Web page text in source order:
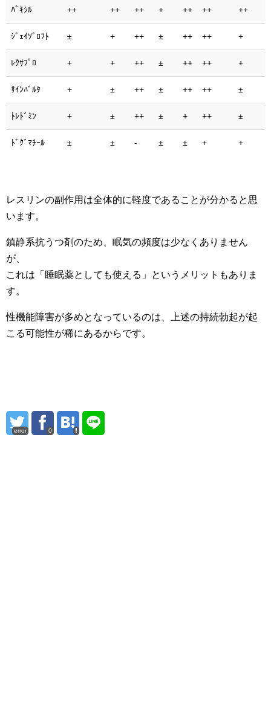
ﾊﾟｷｼﾙ ++ ++ ++ + ++ ++ ++
ｼﾞｪｲｿﾞﾛﾌﾄ ± + ++ ± ++ ++ +
ﾚｸｻﾌﾟﾛ + + ++ ± ++ ++ +
ｻｲﾝﾊﾞﾙﾀ + ± ++ ± ++ ++ ±
ﾄﾚﾄﾞﾐﾝ + ± ++ ± + ++ ±
ﾄﾞｸﾞﾏﾁｰﾙ ± ± - ± ± + +
レスリンの副作用は全体的に軽度であることが分かると思
います。
鎮静系抗うつ剤のため、眠気の頻度は少なくありません
が、
これは「睡眠薬としても使える」というメリットもありま
す。
性機能障害が多めとなっているのは、上述の持続勃起が起
こる可能性が稀にあるからです。
error 0